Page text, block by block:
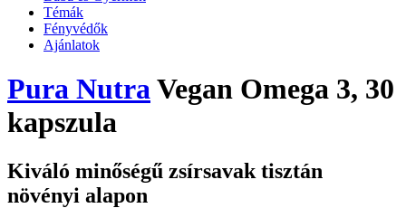
Témák
Fényvédők
Ajánlatok
Pura NutraVegan Omega 3, 30
kapszula
Kiváló minőségű zsírsavak tisztán
növényi alapon